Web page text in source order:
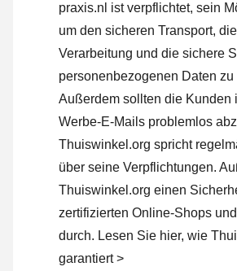
praxis.nl ist verpflichtet, sein
um den sicheren Transport,
Verarbeitung und die sichere
personenbezogenen Daten
Außerdem sollten die Kunden
Werbe-E-Mails problemlos
Thuiswinkel.org spricht
über seine Verpflichtungen.
Thuiswinkel.org einen
zertifizierten Online-Shops
durch. Lesen Sie hier, wie
garantiert >